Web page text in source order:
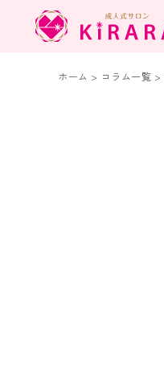
ホーム > コラム一覧 >